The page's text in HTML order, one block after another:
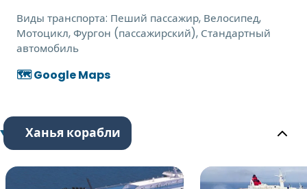
Виды транспорта: Пеший пассажир, Велосипед,
Мотоцикл, Фургон (пассажирский), Стандартный
автомобиль
🗺️ Google Maps
Ханья корабли